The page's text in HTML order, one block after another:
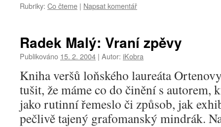
Rubriky: Co čteme | Napsat komentář
Radek Malý: Vraní zpěvy
Publikováno 15. 2. 2004 | Autor: iKobra
Kniha veršů loňského laureáta
tušit, že máme co do činění s autorem,
jako rutinní řemeslo či způsob, jak
pečlivě tajený grafomanský mindrák.